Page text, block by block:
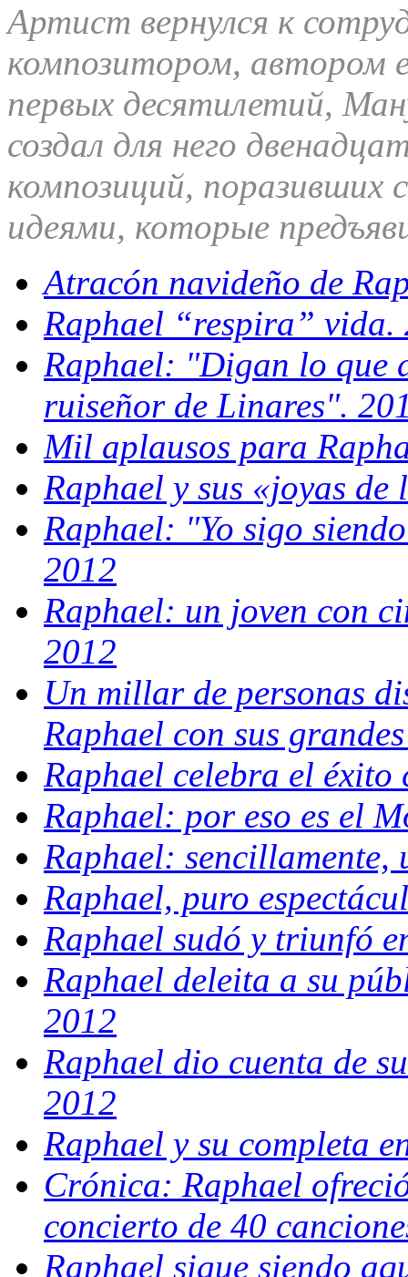
Артист вернулся к
композитором, автором
первых десятилетий,
создал для него
композиций,
идеями, которые
Atracón navideño de
Raphael “respira” vida.
Raphael: "Digan lo que
ruiseñor de Linares".
Mil aplausos para
Raphael y sus «joyas
Raphael: "Yo sigo
2012
Raphael: un joven con
2012
Un millar de personas
Raphael con sus
Raphael celebra el éxito
Raphael: por eso es el
Raphael: sencillamente,
Raphael, puro
Raphael sudó y triunfó
Raphael deleita a su
2012
Raphael dio cuenta de
2012
Raphael y su completa
Crónica: Raphael
concierto de 40
Raphael sigue siendo